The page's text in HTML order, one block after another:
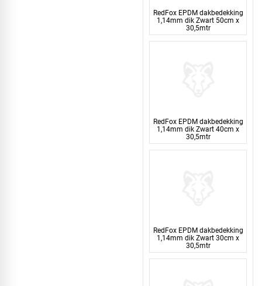
RedFox EPDM dakbedekking
1,14mm dik Zwart 50cm x
30,5mtr
RedFox EPDM dakbedekking
1,14mm dik Zwart 40cm x
30,5mtr
RedFox EPDM dakbedekking
1,14mm dik Zwart 30cm x
30,5mtr